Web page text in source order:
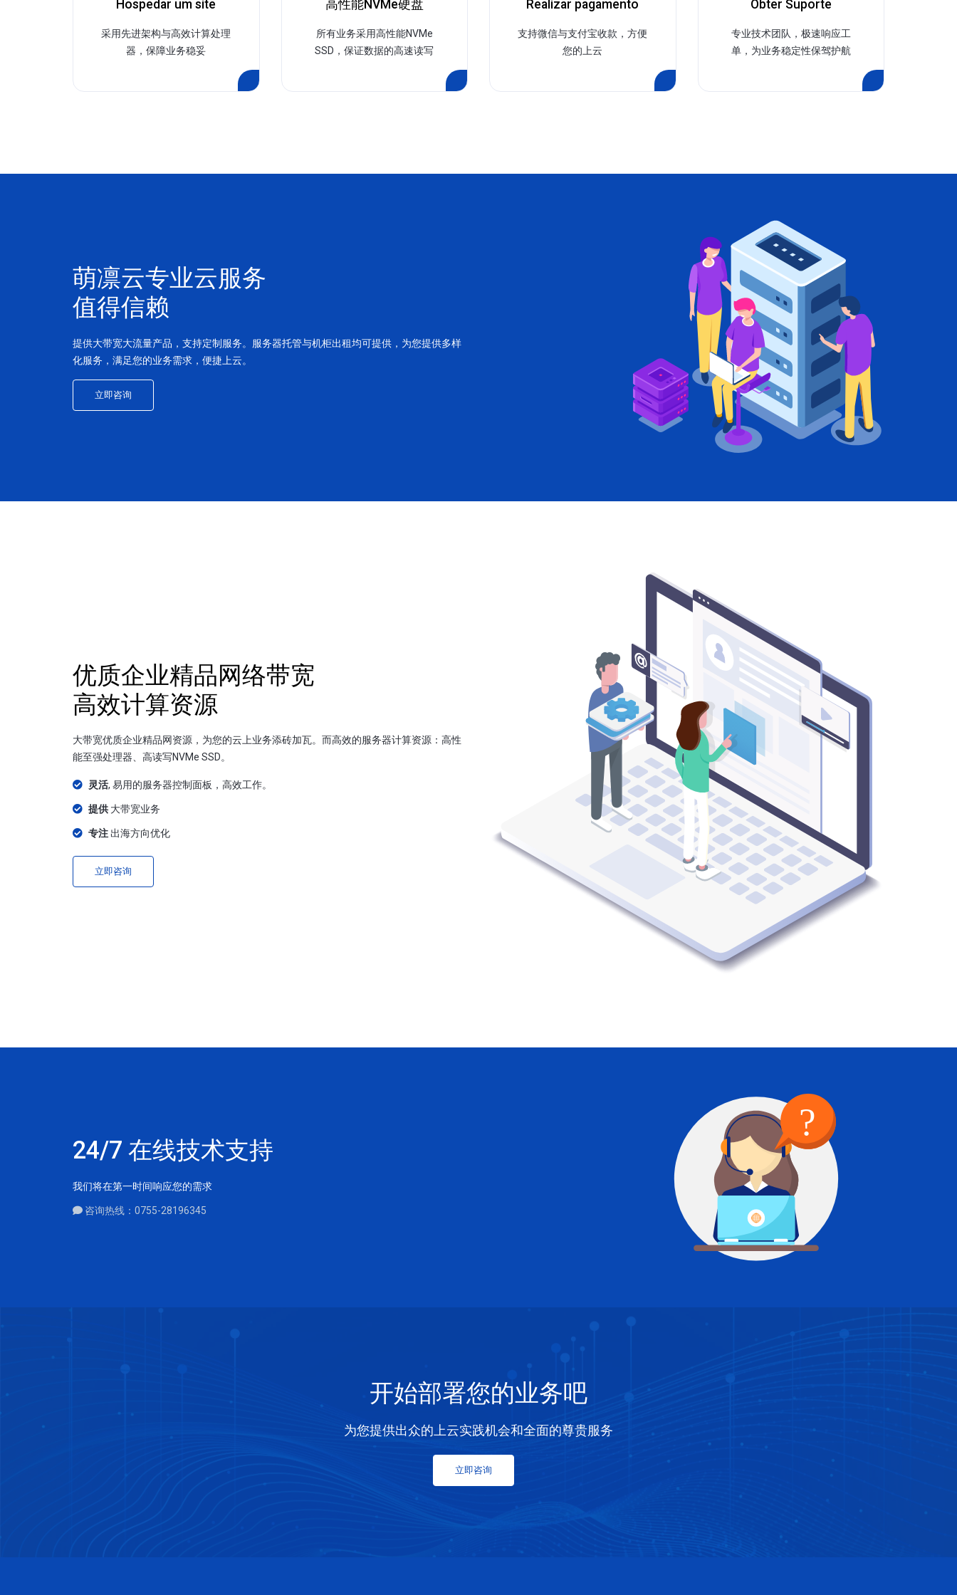
Hospedar um site
采用先进架构与高效计算处理
器，保障业务稳妥
高性能NVMe硬盘
所有业务采用高性能NVMe
SSD，保证数据的高速读写
Realizar pagamento
支持微信与支付宝收款，方便
您的上云
Obter Suporte
专业技术团队，极速响应工
单，为业务稳定性保驾护航
萌凛云专业云服务
值得信赖
提供大带宽大流量产品，支持定制服务。服务器托管与机柜出租均可提供，为您提供多样
化服务，满足您的业务需求，便捷上云。
立即咨询
优质企业精品网络带宽
高效计算资源
大带宽优质企业精品网资源，为您的云上业务添砖加瓦。而高效的服务器计算资源：高性
能至强处理器、高读写NVMe SSD。
灵活, 易用的服务器控制面板，高效工作。
提供 大带宽业务
专注 出海方向优化
立即咨询
24/7 在线技术支持
我们将在第一时间响应您的需求
咨询热线：0755-28196345
开始部署您的业务吧
为您提供出众的上云实践机会和全面的尊贵服务
立即咨询